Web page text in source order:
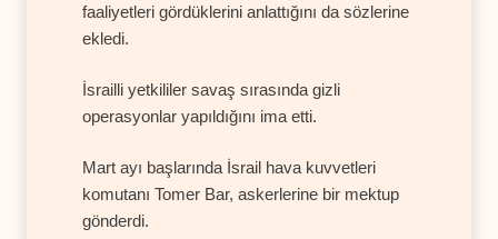
faaliyetleri gördüklerini anlattığını da sözlerine
ekledi.
İsrailli yetkililer savaş sırasında gizli
operasyonlar yapıldığını ima etti.
Mart ayı başlarında İsrail hava kuvvetleri
komutanı Tomer Bar, askerlerine bir mektup
gönderdi.